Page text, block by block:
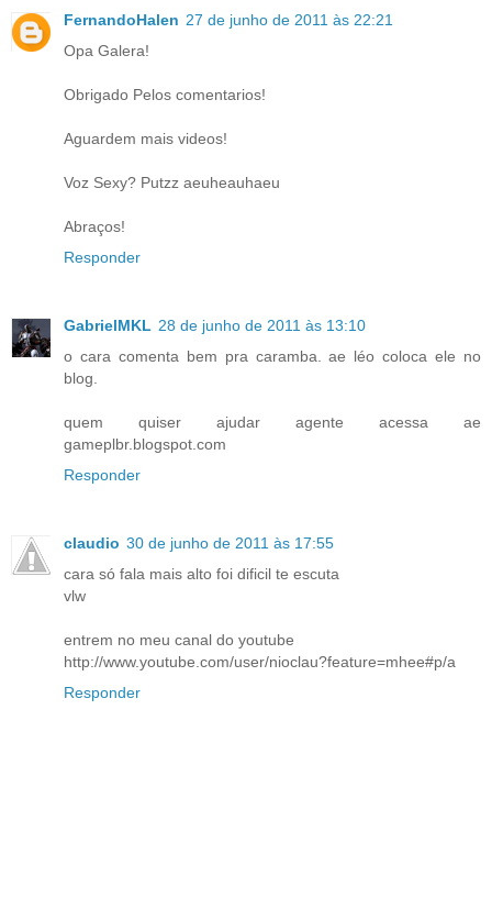
FernandoHalen 27 de junho de 2011 às 22:21
Opa Galera!
Obrigado Pelos comentarios!
Aguardem mais videos!
Voz Sexy? Putzz aeuheauhaeu
Abraços!
Responder
GabrielMKL 28 de junho de 2011 às 13:10
o cara comenta bem pra caramba. ae léo coloca ele no
blog.
quem quiser ajudar agente acessa ae
gameplbr.blogspot.com
Responder
claudio 30 de junho de 2011 às 17:55
cara só fala mais alto foi dificil te escuta
vlw
entrem no meu canal do youtube
http://www.youtube.com/user/nioclau?feature=mhee#p/a
Responder